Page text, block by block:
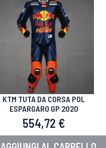
KTM TUTA DA CORSA POL
ESPARGARO GP 2020
554,72 €